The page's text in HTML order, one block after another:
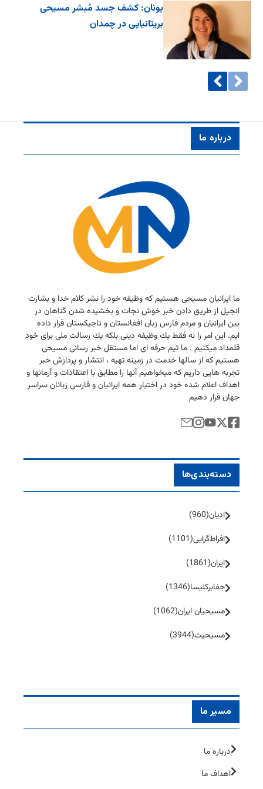
یونان: کشف جسد مُبشر مسیحی
بریتانیایی در چمدان
درباره ما
ما ایرانیان مسیحی هستیم كه وظیفه خود را نشر كلام خدا و بشارت
انجیل از طریق دادن خبر خوش نجات و بخشیده شدن گناهان در
بین ایرانیان و مردم فارس زبان افغانستان و تاجیكستان قرار داده
ایم. این امر را نه فقط یك وظیفه دینی بلكه یك رسالت ملی برای خود
قلمداد میكنیم . ما تیم حرفه ای اما مستقل خبر رسانی مسیحی
هستیم كه از سالها خدمت در زمینه تهیه ، انتشار و پردازش خبر
تجربه هایی داریم كه میخواهیم آنها را مطابق با اعتقادات و آرمانها و
اهداف اعلام شده خود در اختیار همه ایرانیان و فارسی زبانان سراسر
جهان قرار دهیم
دسته‌بندی‌ها
ادیان(960)
افراط‌گرایی(1101)
ایران(1861)
جفا‌بر‌کلیسا(1346)
مسیحیان ایران(1062)
مسیحیت(3944)
مسیر ما
درباره ما
اهداف ما